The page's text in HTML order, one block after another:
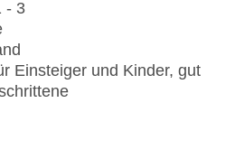
vorhanden
vorhanden, ohne Gebühr
Gebühr
- 23 Monate)
an 6 Tagen die Woche
- 3
Einsteiger und Kinder, gut